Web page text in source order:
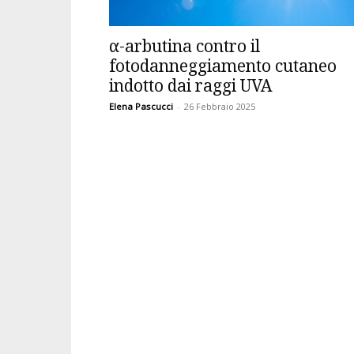
α-arbutina contro il
fotodanneggiamento cutaneo
indotto dai raggi UVA
Elena Pascucci - 26 Febbraio 2025